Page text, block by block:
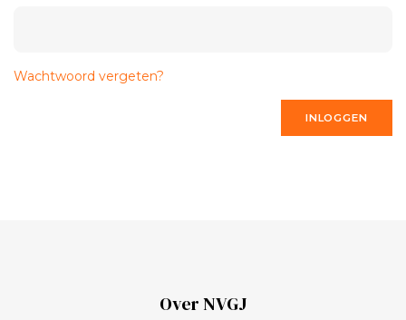
Wachtwoord vergeten?
INLOGGEN
Over NVGJ